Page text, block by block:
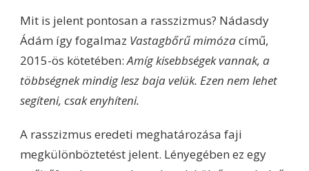
Mit is jelent pontosan a rasszizmus? Nádasdy
Ádám így fogalmaz Vastagbőrű mimózacímű,
2015-ös kötetében:Amíg kisebbségek vannak, a
többségnek mindig lesz baja velük. Ezen nem lehet
segíteni, csak enyhíteni.
A rasszizmus eredeti meghatározása faji
megkülönböztetést jelent. Lényegében ez egy